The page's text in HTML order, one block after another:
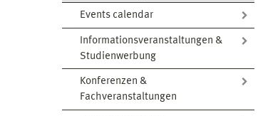
Events calendar
Informationsveranstaltungen &
Studienwerbung
Konferenzen &
Fachveranstaltungen